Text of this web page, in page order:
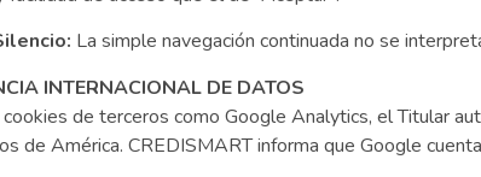
La simple navegación continuada no se
INTERNACIONAL DE DATOS
de terceros como Google Analytics, el Titular
de América. CREDISMART informa que Google